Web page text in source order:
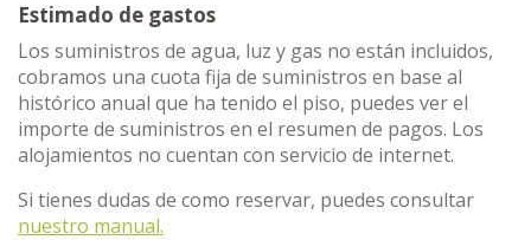
Estimado de gastos
Los suministros de agua, luz y gas no están incluidos,
cobramos una cuota fija de suministros en base al
histórico anual que ha tenido el piso, puedes ver el
importe de suministros en el resumen de pagos. Los
alojamientos no cuentan con servicio de internet.
Si tienes dudas de como reservar, puedes consultar
nuestro manual.